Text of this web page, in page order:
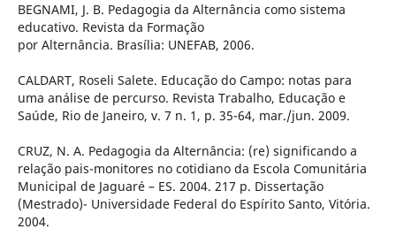
BEGNAMI, J. B. Pedagogia da Alternância como sistema
educativo. Revista da Formação
por Alternância. Brasília: UNEFAB, 2006.
CALDART, Roseli Salete. Educação do Campo: notas para
uma análise de percurso. Revista Trabalho, Educação e
Saúde, Rio de Janeiro, v. 7 n. 1, p. 35-64, mar./jun. 2009.
CRUZ, N. A. Pedagogia da Alternância: (re) significando a
relação pais-monitores no cotidiano da Escola Comunitária
Municipal de Jaguaré – ES. 2004. 217 p. Dissertação
(Mestrado)- Universidade Federal do Espírito Santo, Vitória.
2004.